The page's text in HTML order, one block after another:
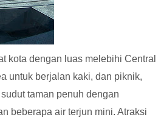
kota dengan luas melebihi Central
untuk berjalan kaki, dan piknik,
taman penuh dengan
beberapa air terjun mini. Atraksi